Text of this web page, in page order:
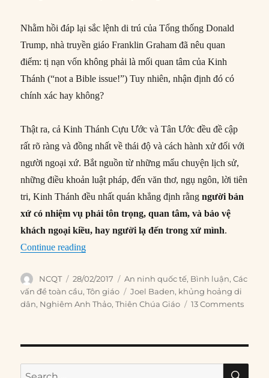
Nhằm hồi đáp lại sắc lệnh di trú của Tổng thống Donald
Trump, nhà truyền giáo Franklin Graham đã nêu quan
điểm: tị nạn vốn không phải là mối quan tâm của Kinh
Thánh (“not a Bible issue!”) Tuy nhiên, nhận định đó có
chính xác hay không?
Thật ra, cả Kinh Thánh Cựu Ước và Tân Ước đều đề cập
rất rõ ràng và đồng nhất về thái độ và cách hành xử đối với
người ngoại xứ. Bắt nguồn từ những mẩu chuyện lịch sử,
những điều khoản luật pháp, đến văn thơ, ngụ ngôn, lời tiên
tri, Kinh Thánh đều nhất quán khẳng định rằngngười bản
xứ có nhiệm vụ phải tôn trọng, quan tâm, và bảo vệ
khách ngoại kiều, hay người lạ đến trong xứ mình.
Continue reading“Kinh Thánh nói gì về vấn đề di cư và tị nạn?”
Author
NCQT
Posted
on
28/02/2017 Categories
An ninh quốc tế, Bình luận,Các
vấn đề toàn cầu,Tôn giáo Tags
Joel Baden, khủng hoảng di
dân, Nghiêm Anh Thảo,Thiên Chúa Giáo 13 Comments
Search